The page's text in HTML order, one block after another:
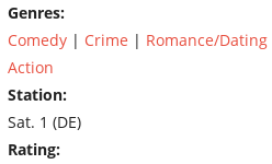
Eigenschaften, die das Ermittler-
unschlagbar macht. (Source: Sat.1)
Genres:
Comedy | Crime | Romance/Dating
Action
Station:
Sat. 1 (DE)
Rating: